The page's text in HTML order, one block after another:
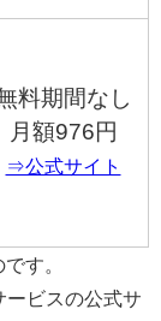
料期間なし
月額976円
⇒公式サイト
す。
ービスの公式サ